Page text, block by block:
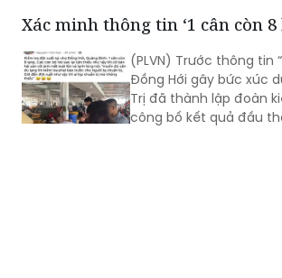
Xác minh thông tin ‘1 cân còn
(PLVN) Trước thông tin
Đồng Hới gây bức xúc
Trị đã thành lập đoàn
công bố kết quả đầu